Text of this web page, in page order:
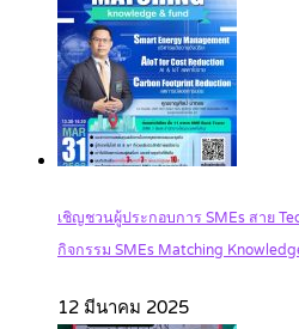
เชิญชวนผู้ประกอบการ SMEs สาย
กิจกรรม SMEs Matching
12 มีนาคม 2025